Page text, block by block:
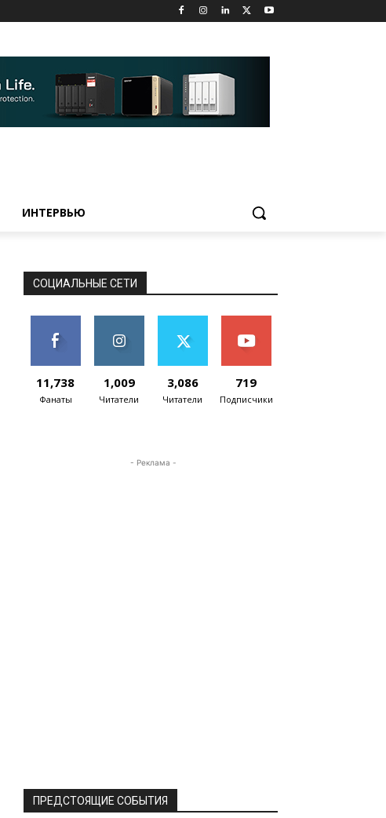
ИНТЕРВЬЮ
СОЦИАЛЬНЫЕ СЕТИ
11,738
Фанаты
1,009
Читатели
3,086
Читатели
719
Подписчики
- Реклама -
ПРЕДСТОЯЩИЕ СОБЫТИЯ